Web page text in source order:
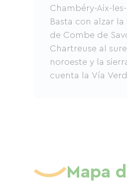
Chambéry-Aix-
Basta con alzar
de Combe de
Chartreuse al
noroeste y la
cuenta la Vía
disfrutar
Mapa